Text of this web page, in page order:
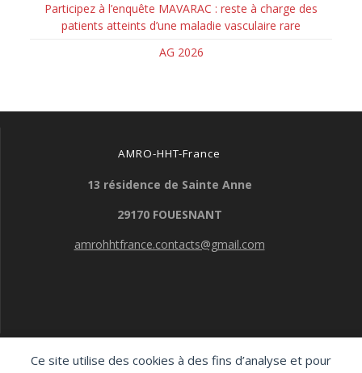
Participez à l’enquête MAVARAC : reste à charge des
patients atteints d’une maladie vasculaire rare
AG 2026
AMRO-HHT-France
13 résidence de Sainte Anne
29170 FOUESNANT
amrohhtfrance.contacts@gmail.com
Ce site utilise des cookies à des fins d’analyse et pour